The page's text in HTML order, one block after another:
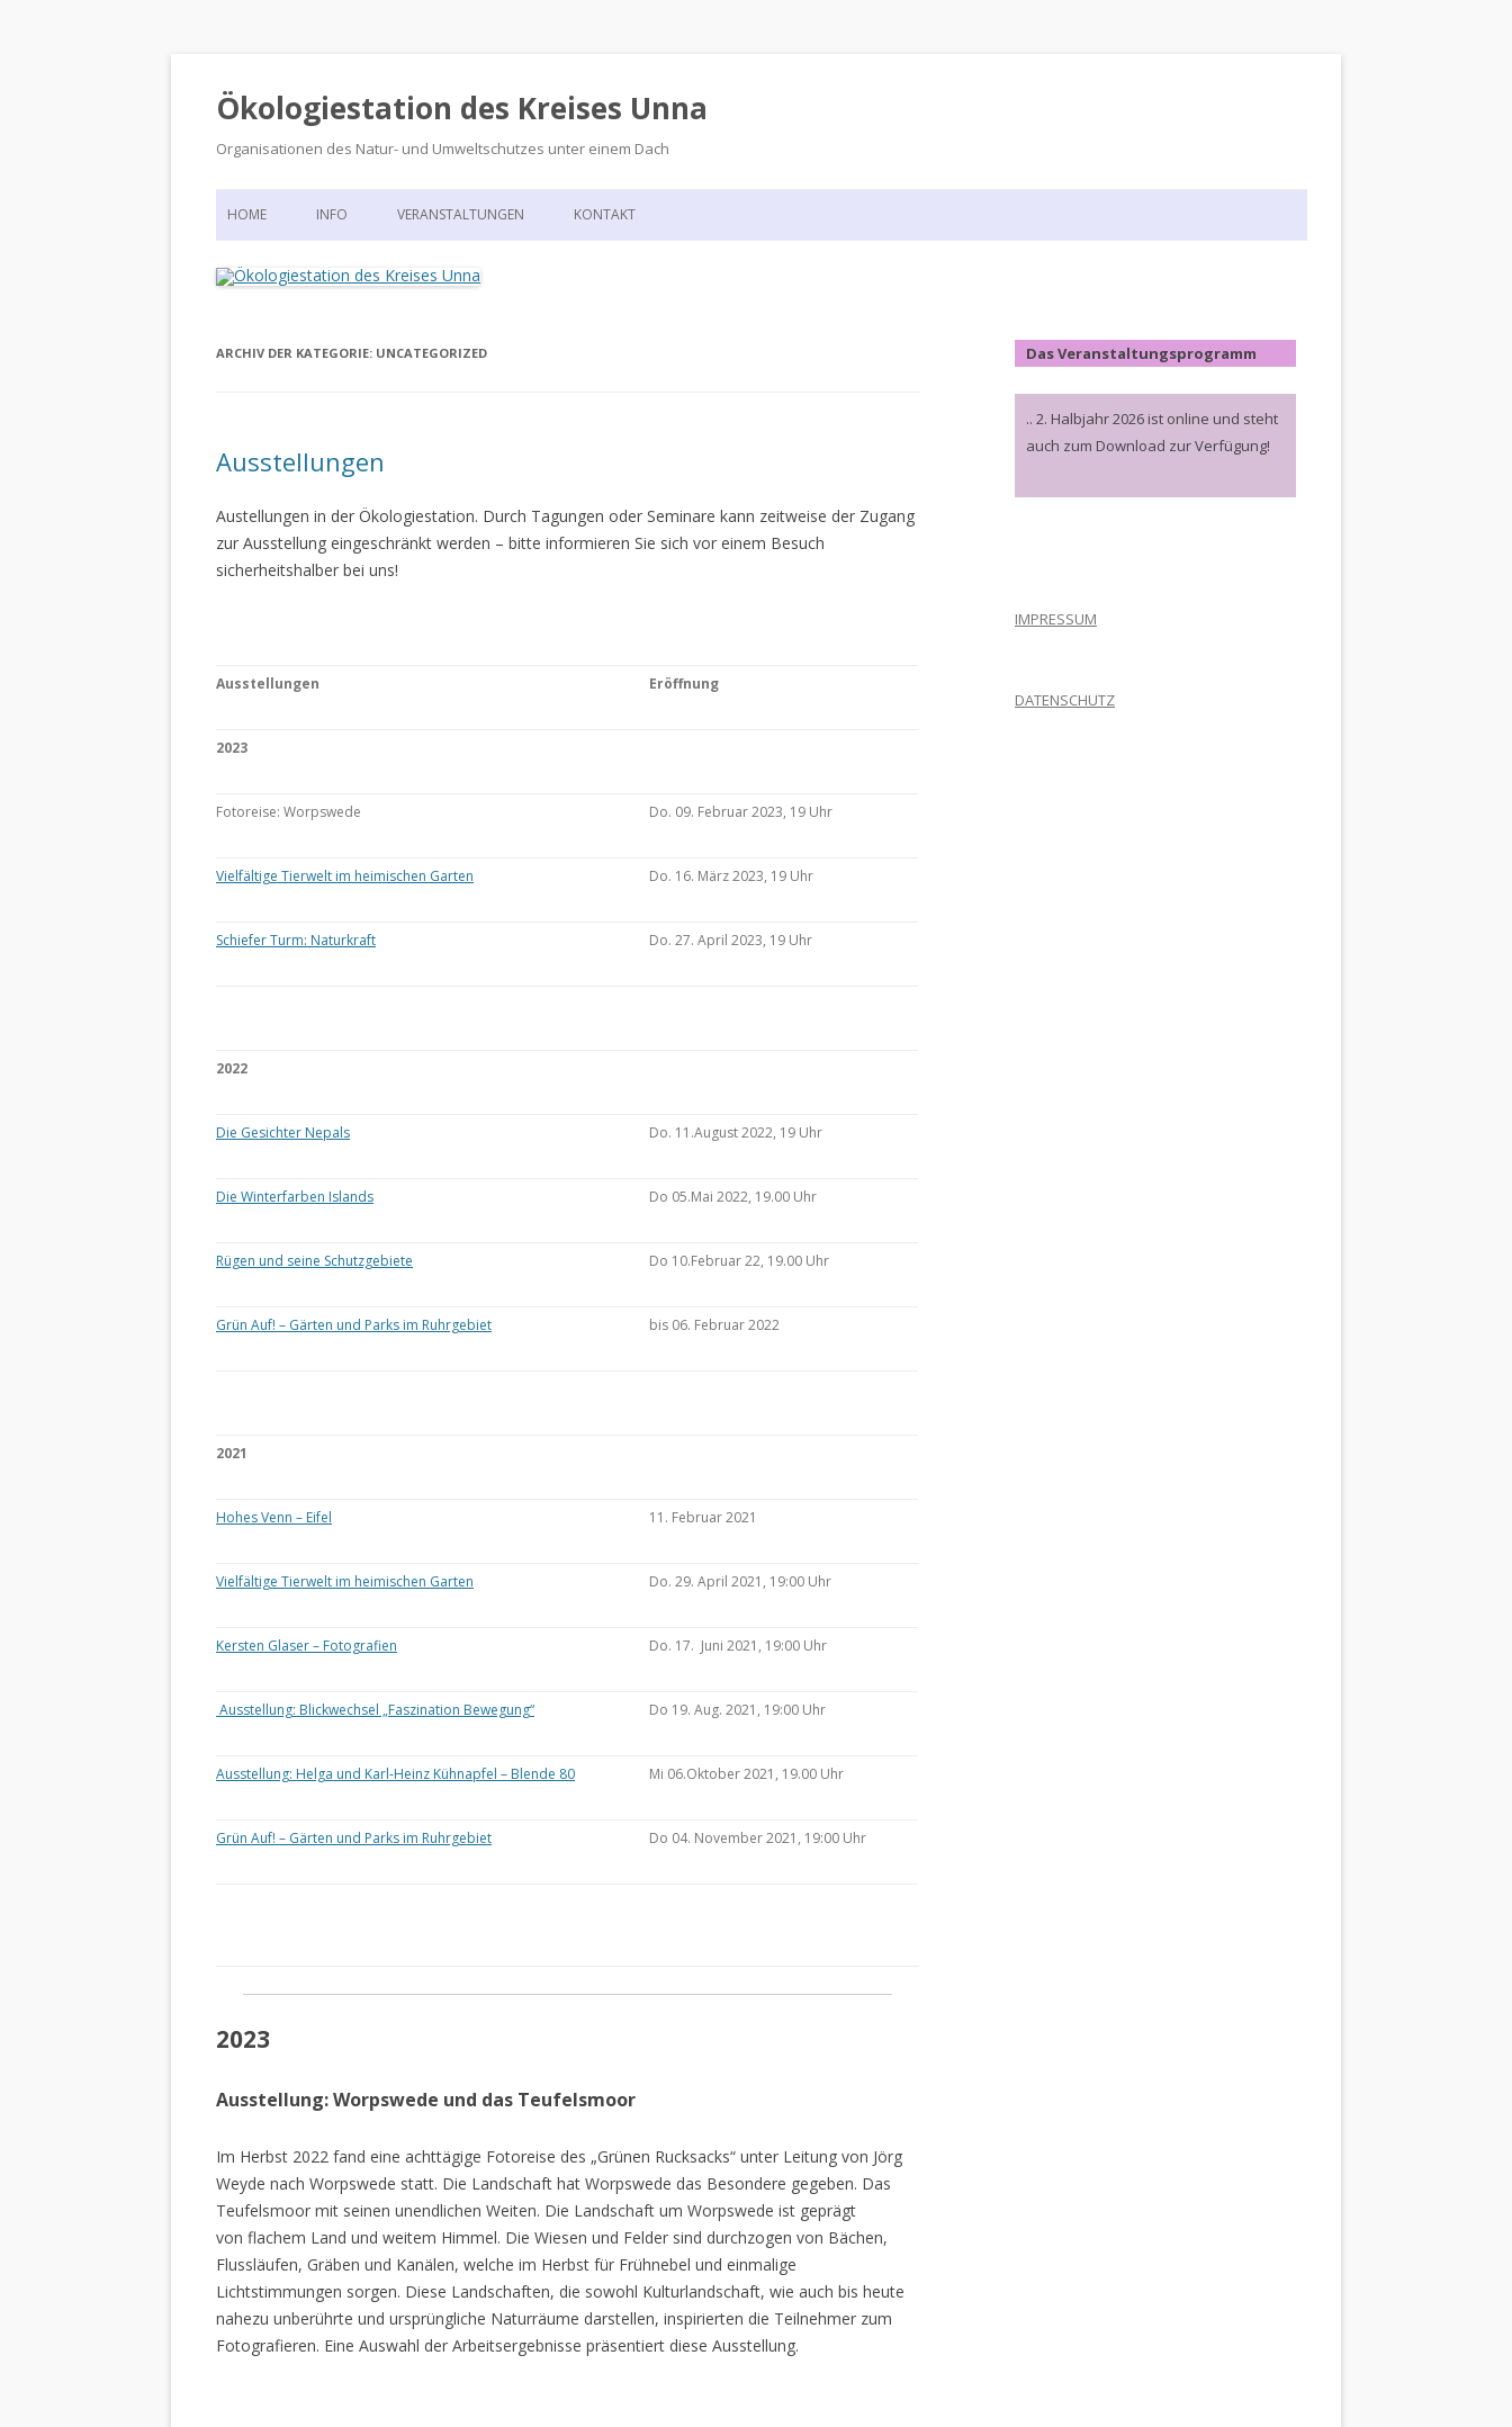
Ökologiestation des Kreises Unna
Organisationen des Natur- und Umweltschutzes unter einem Dach
Zum
HOME INFO VERANSTALTUNGEN KONTAKT
ARCHIV DER KATEGORIE: UNCATEGORIZED
Ausstellungen
Austellungen in der Ökologiestation. Durch Tagungen oder Seminare kann zeitweise der Zugang
zur Ausstellung eingeschränkt werden – bitte informieren Sie sich vor einem Besuch
sicherheitshalber bei uns!
Ausstellungen Eröffnung
2023
Fotoreise: Worpswede Do. 09. Februar 2023, 19 Uhr
Vielfältige Tierwelt im heimischen Garten Do. 16. März 2023, 19 Uhr
Schiefer Turm: Naturkraft Do. 27. April 2023, 19 Uhr
2022
Die Gesichter Nepals Do. 11.August 2022, 19 Uhr
Die Winterfarben Islands Do 05.Mai 2022, 19.00 Uhr
Rügen und seine Schutzgebiete Do 10.Februar 22, 19.00 Uhr
Grün Auf! – Gärten und Parks im Ruhrgebiet bis 06. Februar 2022
2021
Hohes Venn – Eifel 11. Februar 2021
Vielfältige Tierwelt im heimischen Garten Do. 29. April 2021, 19:00 Uhr
Kersten Glaser – Fotografien Do. 17. Juni 2021, 19:00 Uhr
Ausstellung: Blickwechsel „Faszination Bewegung“ Do 19. Aug. 2021, 19:00 Uhr
Ausstellung: Helga und Karl-Heinz Kühnapfel – Blende 80 Mi 06.Oktober 2021, 19.00 Uhr
Grün Auf! – Gärten und Parks im Ruhrgebiet Do 04. November 2021, 19:00 Uhr
2023
Ausstellung: Worpswede und das Teufelsmoor
Im Herbst 2022 fand eine achttägige Fotoreise des „Grünen Rucksacks“ unter Leitung von Jörg
Weyde nach Worpswede statt. Die Landschaft hat Worpswede das Besondere gegeben. Das
Teufelsmoor mit seinen unendlichen Weiten. Die Landschaft um Worpswede ist geprägt
von flachem Land und weitem Himmel. Die Wiesen und Felder sind durchzogen von Bächen,
Flussläufen, Gräben und Kanälen, welche im Herbst für Frühnebel und einmalige
Lichtstimmungen sorgen. Diese Landschaften, die sowohl Kulturlandschaft, wie auch bis heute
nahezu unberührte und ursprüngliche Naturräume darstellen, inspirierten die Teilnehmer zum
Fotografieren. Eine Auswahl der Arbeitsergebnisse präsentiert diese Ausstellung.
Das Veranstaltungsprogramm
.. 2. Halbjahr 2026 ist online und steht
auch zum Download zur Verfügung!
IMPRESSUM
DATENSCHUTZ